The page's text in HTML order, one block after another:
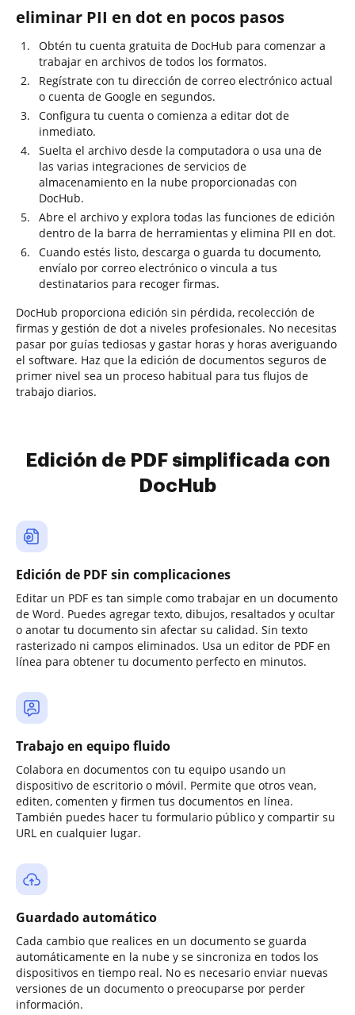
eliminar PII en dot en pocos pasos
Obtén tu cuenta gratuita de DocHub para comenzar a
trabajar en archivos de todos los formatos.
Regístrate con tu dirección de correo electrónico actual
o cuenta de Google en segundos.
Configura tu cuenta o comienza a editar dot de
inmediato.
Suelta el archivo desde la computadora o usa una de
las varias integraciones de servicios de
almacenamiento en la nube proporcionadas con
DocHub.
Abre el archivo y explora todas las funciones de edición
dentro de la barra de herramientas y elimina PII en dot.
Cuando estés listo, descarga o guarda tu documento,
envíalo por correo electrónico o vincula a tus
destinatarios para recoger firmas.
DocHub proporciona edición sin pérdida, recolección de
firmas y gestión de dot a niveles profesionales. No necesitas
pasar por guías tediosas y gastar horas y horas averiguando
el software. Haz que la edición de documentos seguros de
primer nivel sea un proceso habitual para tus flujos de
trabajo diarios.
Edición de PDF simplificada con
DocHub
Edición de PDF sin complicaciones
Editar un PDF es tan simple como trabajar en un documento
de Word. Puedes agregar texto, dibujos, resaltados y ocultar
o anotar tu documento sin afectar su calidad. Sin texto
rasterizado ni campos eliminados. Usa un editor de PDF en
línea para obtener tu documento perfecto en minutos.
Trabajo en equipo fluido
Colabora en documentos con tu equipo usando un
dispositivo de escritorio o móvil. Permite que otros vean,
editen, comenten y firmen tus documentos en línea.
También puedes hacer tu formulario público y compartir su
URL en cualquier lugar.
Guardado automático
Cada cambio que realices en un documento se guarda
automáticamente en la nube y se sincroniza en todos los
dispositivos en tiempo real. No es necesario enviar nuevas
versiones de un documento o preocuparse por perder
información.